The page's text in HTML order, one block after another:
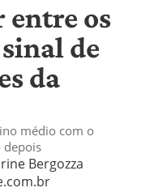
entre os
de
da
médio com o
depois
Bergozza